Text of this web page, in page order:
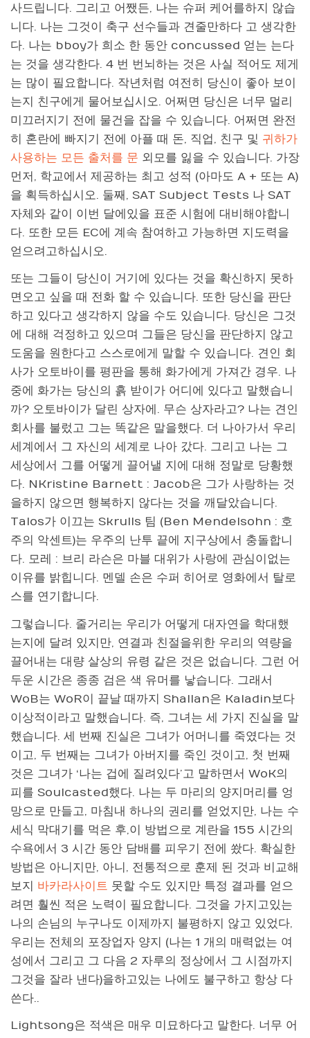
사드립니다. 그리고 어쨌든, 나는 슈퍼 케어를하지 않습
니다. 나는 그것이 축구 선수들과 견줄만하다 고 생각한
다. 나는 bboy가 희소 한 동안 concussed 얻는 는다
는 것을 생각한다. 4 번 번뇌하는 것은 사실 적어도 제게
는 많이 필요합니다. 작년처럼 여전히 당신이 좋아 보이
는지 친구에게 물어보십시오. 어쩌면 당신은 너무 멀리
미끄러지기 전에 물건을 잡을 수 있습니다. 어쩌면 완전
히 혼란에 빠지기 전에 아플 때 돈, 직업, 친구 및 귀하가
사용하는 모든 출처를 문 외모를 잃을 수 있습니다. 가장
먼저, 학교에서 제공하는 최고 성적 (아마도 A + 또는 A)
을 획득하십시오. 둘째, SAT Subject Tests 나 SAT
자체와 같이 이번 달에있을 표준 시험에 대비해야합니
다. 또한 모든 EC에 계속 참여하고 가능하면 지도력을
얻으려고하십시오.
또는 그들이 당신이 거기에 있다는 것을 확신하지 못하
면오고 싶을 때 전화 할 수 있습니다. 또한 당신을 판단
하고 있다고 생각하지 않을 수도 있습니다. 당신은 그것
에 대해 걱정하고 있으며 그들은 당신을 판단하지 않고
도움을 원한다고 스스로에게 말할 수 있습니다. 견인 회
사가 오토바이를 평판을 통해 화가에게 가져간 경우. 나
중에 화가는 당신의 흙 받이가 어디에 있다고 말했습니
까? 오토바이가 달린 상자에. 무슨 상자라고? 나는 견인
회사를 불렀고 그는 똑같은 말을했다. 더 나아가서 우리
세계에서 그 자신의 세계로 나아 갔다. 그리고 나는 그
세상에서 그를 어떻게 끌어낼 지에 대해 정말로 당황했
다. NKristine Barnett : Jacob은 그가 사랑하는 것
을하지 않으면 행복하지 않다는 것을 깨달았습니다.
Talos가 이끄는 Skrulls 팀 (Ben Mendelsohn : 호
주의 악센트)는 우주의 난투 끝에 지구상에서 충돌합니
다. 모레 : 브리 라슨은 마블 대위가 사랑에 관심이없는
이유를 밝힙니다. 멘델 손은 수퍼 히어로 영화에서 탈로
스를 연기합니다.
그렇습니다. 줄거리는 우리가 어떻게 대자연을 학대했
는지에 달려 있지만, 연결과 친절을위한 우리의 역량을
끌어내는 대량 살상의 유령 같은 것은 없습니다. 그런 어
두운 시간은 종종 검은 색 유머를 낳습니다. 그래서
WoB는 WoR이 끝날 때까지 Shallan은 Kaladin보다
이상적이라고 말했습니다. 즉, 그녀는 세 가지 진실을 말
했습니다. 세 번째 진실은 그녀가 어머니를 죽였다는 것
이고, 두 번째는 그녀가 아버지를 죽인 것이고, 첫 번째
것은 그녀가 ‘나는 겁에 질려있다’고 말하면서 WoK의
피를 Soulcasted했다. 나는 두 마리의 양지머리를 엉
망으로 만들고, 마침내 하나의 권리를 얻었지만, 나는 수
세식 막대기를 먹은 후,이 방법으로 계란을 155 시간의
수욕에서 3 시간 동안 담배를 피우기 전에 쐈다. 확실한
방법은 아니지만, 아니, 전통적으로 훈제 된 것과 비교해
보지 바카라사이트 못할 수도 있지만 특정 결과를 얻으
려면 훨씬 적은 노력이 필요합니다. 그것을 가지고있는
나의 손님의 누구나도 이제까지 불평하지 않고 있었다,
우리는 전체의 포장업자 양지 (나는 1 개의 매력없는 여
성에서 그리고 그 다음 2 자루의 정상에서 그 시점까지
그것을 잘라 낸다)을하고있는 나에도 불구하고 항상 다
쓴다..
Lightsong은 적색은 매우 미묘하다고 말한다. 너무 어